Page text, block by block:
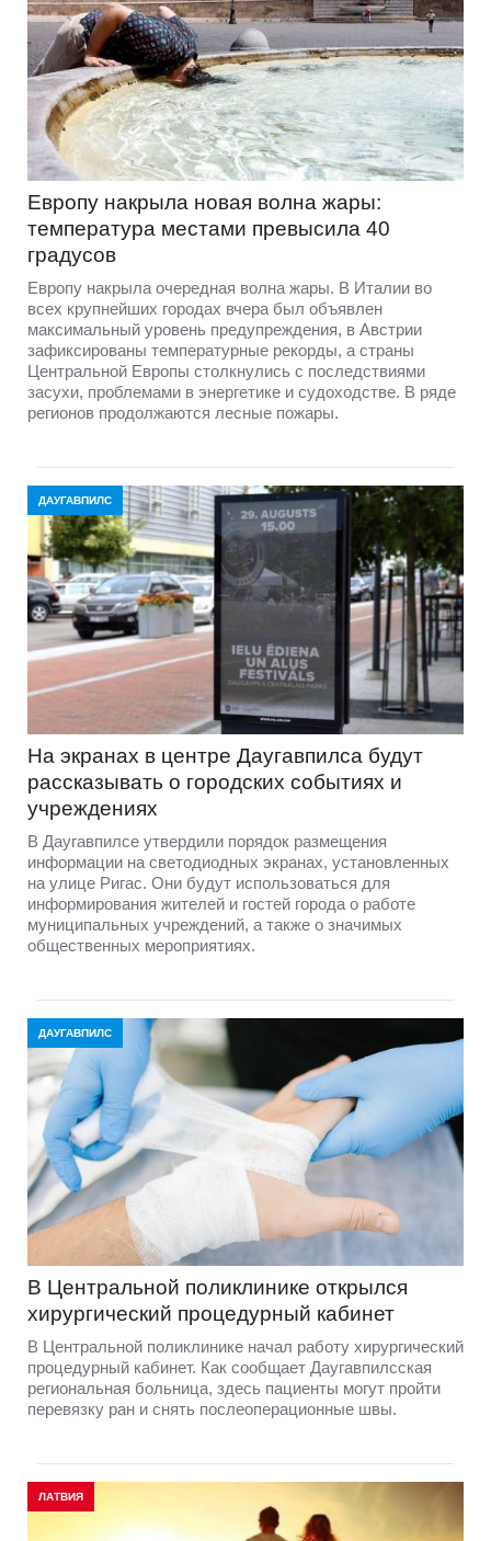
Европу накрыла новая волна жары:
температура местами превысила 40
градусов
Европу накрыла очередная волна жары. В Италии во
всех крупнейших городах вчера был объявлен
максимальный уровень предупреждения, в Австрии
зафиксированы температурные рекорды, а страны
Центральной Европы столкнулись с последствиями
засухи, проблемами в энергетике и судоходстве. В ряде
регионов продолжаются лесные пожары.
ДАУГАВПИЛС
На экранах в центре Даугавпилса будут
рассказывать о городских событиях и
учреждениях
В Даугавпилсе утвердили порядок размещения
информации на светодиодных экранах, установленных
на улице Ригас. Они будут использоваться для
информирования жителей и гостей города о работе
муниципальных учреждений, а также о значимых
общественных мероприятиях.
ДАУГАВПИЛС
В Центральной поликлинике открылся
хирургический процедурный кабинет
В Центральной поликлинике начал работу хирургический
процедурный кабинет. Как сообщает Даугавпилсская
региональная больница, здесь пациенты могут пройти
перевязку ран и снять послеоперационные швы.
ЛАТВИЯ